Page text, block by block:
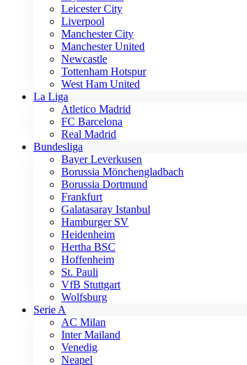
Leicester City
Liverpool
Manchester City
Manchester United
Newcastle
Tottenham Hotspur
West Ham United
La Liga
Atletico Madrid
FC Barcelona
Real Madrid
Bundesliga
Bayer Leverkusen
Borussia Mönchengladbach
Borussia Dortmund
Frankfurt
Galatasaray Istanbul
Hamburger SV
Heidenheim
Hertha BSC
Hoffenheim
St. Pauli
VfB Stuttgart
Wolfsburg
Serie A
AC Milan
Inter Mailand
Venedig
Neapel